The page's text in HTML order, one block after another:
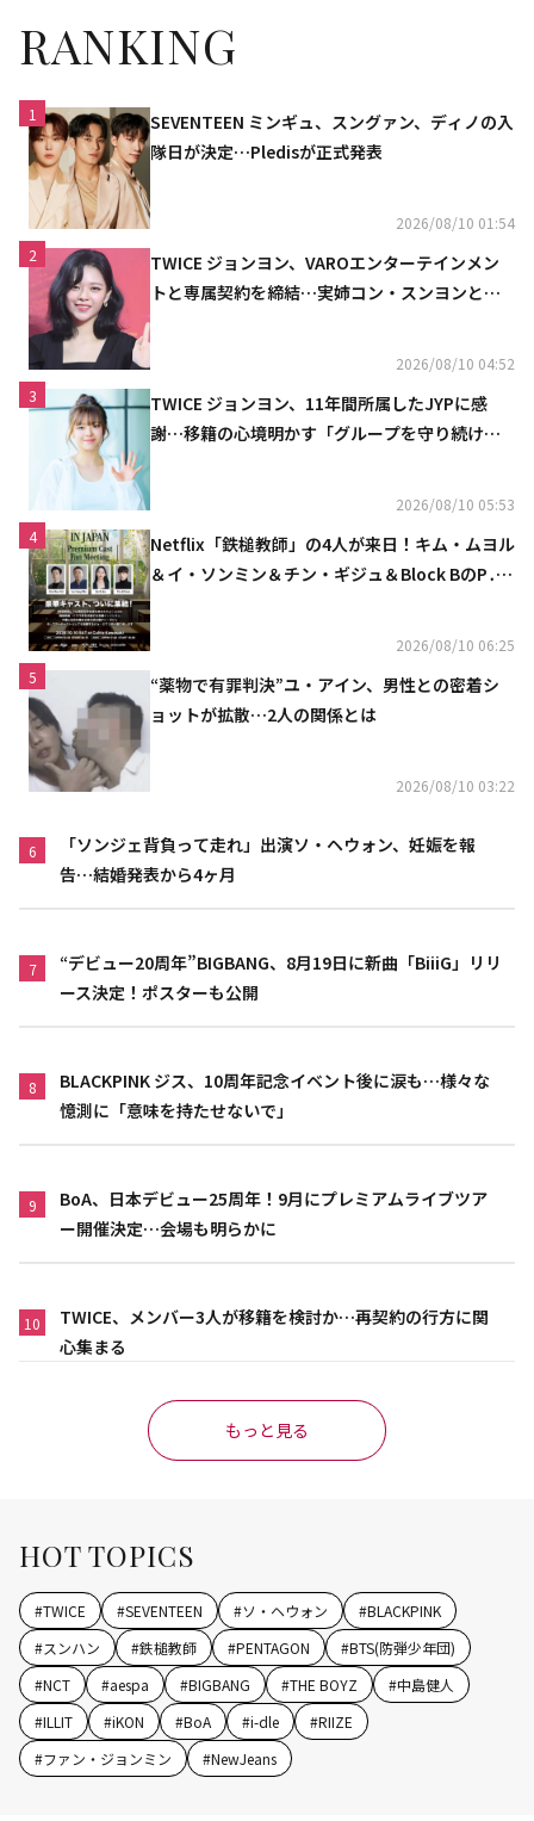
RANKING
1
SEVENTEEN ミンギュ、スングァン、ディノの入
隊日が決定…Pledisが正式発表
2026/08/10 01:54
2
TWICE ジョンヨン、VAROエンターテインメン
トと専属契約を締結…実姉コン・スンヨンと同
2026/08/10 04:52
3
TWICE ジョンヨン、11年間所属したJYPに感
謝…移籍の心境明かす「グループを守り続け
2026/08/10 05:53
4
Netflix「鉄槌教師」の4人が来日！キム・ムヨル
＆イ・ソンミン＆チン・ギジュ＆Block BのP․
2026/08/10 06:25
5
“薬物で有罪判決”ユ・アイン、男性との密着シ
ョットが拡散…2人の関係とは
2026/08/10 03:22
6
「ソンジェ背負って走れ」出演ソ・ヘウォン、妊娠を報
告…結婚発表から4ヶ月
7
“デビュー20周年”BIGBANG、8月19日に新曲「BiiiG」リリ
ース決定！ポスターも公開
8
BLACKPINK ジス、10周年記念イベント後に涙も…様々な
憶測に「意味を持たせないで」
9
BoA、日本デビュー25周年！9月にプレミアムライブツア
ー開催決定…会場も明らかに
10
TWICE、メンバー3人が移籍を検討か…再契約の行方に関
心集まる
もっと見る
HOT TOPICS
#TWICE #SEVENTEEN #ソ・ヘウォン #BLACKPINK
#スンハン #鉄槌教師 #PENTAGON #BTS(防弾少年団)
#NCT #aespa #BIGBANG #THE BOYZ #中島健人
#ILLIT #iKON #BoA #i-dle #RIIZE
#ファン・ジョンミン #NewJeans